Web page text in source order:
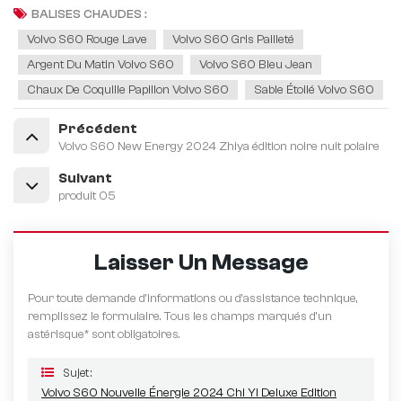
BALISES CHAUDES :
Volvo S60 Rouge Lave
Volvo S60 Gris Pailleté
Argent Du Matin Volvo S60
Volvo S60 Bleu Jean
Chaux De Coquille Papillon Volvo S60
Sable Étoilé Volvo S60
Précédent
Volvo S60 New Energy 2024 Zhiya édition noire nuit polaire
Suivant
produit 05
Laisser Un Message
Pour toute demande d’informations ou d’assistance technique,
remplissez le formulaire. Tous les champs marqués d'un
astérisque* sont obligatoires.
Sujet :
Volvo S60 Nouvelle Énergie 2024 Chi Yi Deluxe Edition